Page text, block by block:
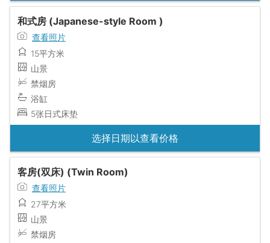
和式房 (Japanese-style Room )
查看照片
15平方米
山景
禁烟房
浴缸
5张日式床垫
选择日期以查看价格
客房(双床) (Twin Room)
查看照片
27平方米
山景
禁烟房